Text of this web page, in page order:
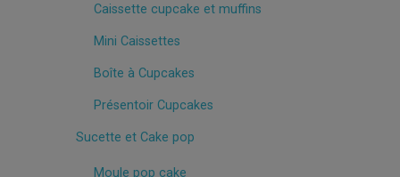
Caissette cupcake et muffins
Mini Caissettes
Boîte à Cupcakes
Présentoir Cupcakes
Sucette et Cake pop
Moule pop cake